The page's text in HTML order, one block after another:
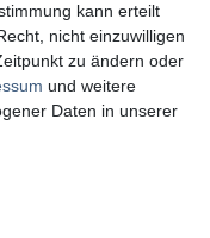
kann erteilt
nicht einzuwilligen
zu ändern oder
und weitere
Daten in unserer